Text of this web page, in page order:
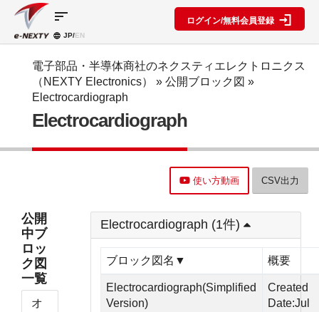
テゴリ
IC
ディスク
リート
機能部品
電源部品
その他部
品
能
RFアン
レベルダ
ム作成
類似品検
カー一覧
ク図
要
ック図
Myブロ
定
SPECIAL
CONTENT
セミナ
ー・イベ
ント
information
e-
NEXTY
概要
(PDF)
e-
NEXTY使
い方動画
ブロック
sort
JP/EN
ログイン/無料会員登録
電子部品・半導体商社のネクスティエレクトロニクス
（NEXTY Electronics）
» 公開ブロック図 »
Electrocardiograph
Electrocardiograph
使い方動画 CSV出力
公開
中ブ
ロッ
ク図
一覧
オ
Electrocardiograph (1件)
ブロック図名▼ 概要
Electrocardiograph(Simplified
Version)
Created
Date:Jul